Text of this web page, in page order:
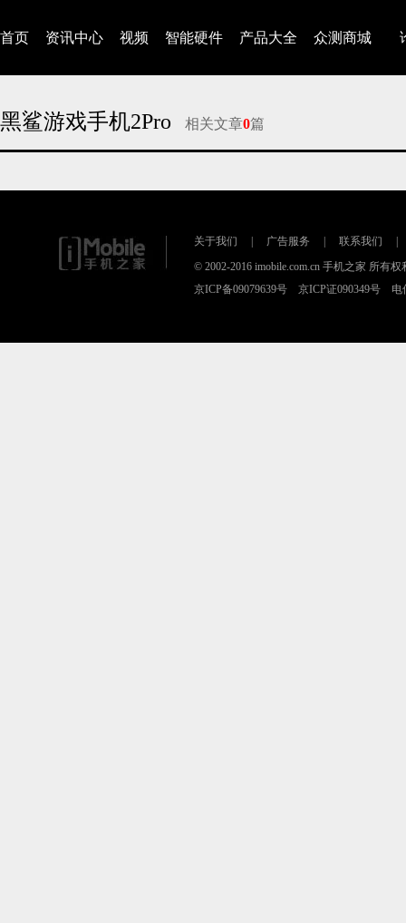
首页 资讯中心 视频 智能硬件 产品大全 众测商城
黑鲨游戏手机2Pro 相关文章0篇
关于我们 广告服务 联系我们
© 2002-2016 imobile.com.cn 手机之家 所有权
京ICP备09079639号 京ICP证090349号 电